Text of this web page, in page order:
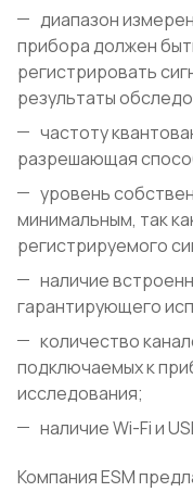
диапазон
прибора должен
регистрировать
результаты
частоту
разрешающая
уровень
минимальным, так
регистрируемого
наличие
гарантирующего
количество
подключаемых к
исследования;
наличие Wi-Fi и
Компания ESM